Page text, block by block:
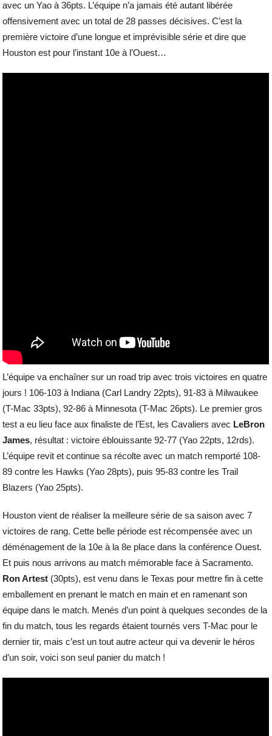
avec un Yao à 36pts. L’équipe n’a jamais été autant libérée
offensivement avec un total de 28 passes décisives. C’est la
première victoire d’une longue et imprévisible série et dire que
Houston est pour l’instant 10e à l’Ouest…
L’équipe va enchaîner sur un road trip avec trois victoires en quatre
jours ! 106-103 à Indiana (Carl Landry 22pts), 91-83 à Milwaukee
(T-Mac 33pts), 92-86 à Minnesota (T-Mac 26pts). Le premier gros
test a eu lieu face aux finaliste de l’Est, les Cavaliers avec LeBron
James, résultat : victoire éblouissante 92-77 (Yao 22pts, 12rds).
L’équipe revit et continue sa récolte avec un match remporté 108-
89 contre les Hawks (Yao 28pts), puis 95-83 contre les Trail
Blazers (Yao 25pts).
Houston vient de réaliser la meilleure série de sa saison avec 7
victoires de rang. Cette belle période est récompensée avec un
déménagement de la 10e à la 8e place dans la conférence Ouest.
Et puis nous arrivons au match mémorable face à Sacramento.
Ron Artest (30pts), est venu dans le Texas pour mettre fin à cette
emballement en prenant le match en main et en ramenant son
équipe dans le match. Menés d’un point à quelques secondes de la
fin du match, tous les regards étaient tournés vers T-Mac pour le
dernier tir, mais c’est un tout autre acteur qui va devenir le héros
d’un soir, voici son seul panier du match !